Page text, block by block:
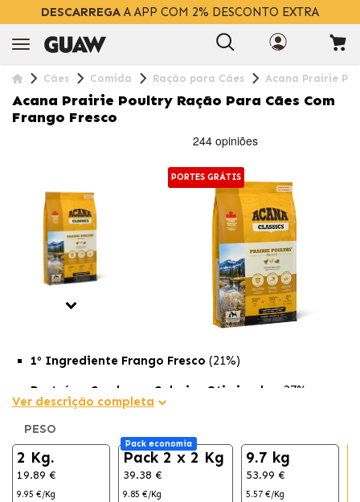
DESCARREGAA APP COM 2% DESCONTO EXTRA
Cães Comida Ração para Cães Acana Prairie
Acana Prairie Poultry Ração Para Cães Com
Frango Fresco
PORTES GRÁTIS
1º Ingrediente Frango Fresco (21%)
Proteína, Gordura e Calorias Otimizadas
: 27%
proteína | 16% Gordura | 3443Kcal/120g
Novos suplementos: taurina (400mg) para ajudar a
regular o fluxo sanguíneo, melhorar a saúde do cérebro,
promover a saúde do coração e fortalecer as funções
musculares.
Ver descrição completa
PESO
2 Kg.
19.89 €
9.95 €/Kg
Pack economia
Pack 2 x 2 Kg
39.38 €
9.85 €/Kg
9.7 kg
53.99 €
5.57 €/Kg